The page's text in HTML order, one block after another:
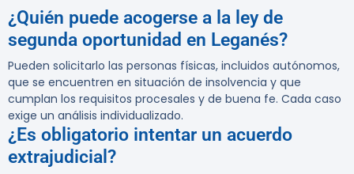
¿Quién puede acogerse a la ley de
segunda oportunidad en Leganés?
Pueden solicitarlo las personas físicas, incluidos autónomos,
que se encuentren en situación de insolvencia y que
cumplan los requisitos procesales y de buena fe. Cada caso
exige un análisis individualizado.
¿Es obligatorio intentar un acuerdo
extrajudicial?